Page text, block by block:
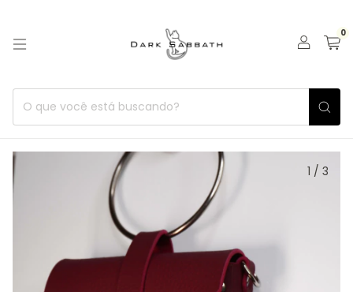
0
1 / 3